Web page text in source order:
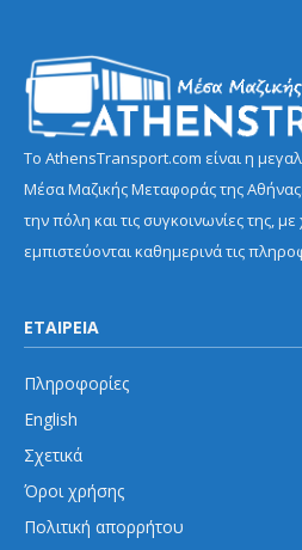
Το AthensTransport.com είναι η
Μέσα Μαζικής Μεταφοράς της
την πόλη και τις συγκοινωνίες της,
εμπιστεύονται καθημερινά τις
ΕΤΑΙΡΕΙΑ
Πληροφορίες
English
Σχετικά
Όροι χρήσης
Πολιτική απορρήτου